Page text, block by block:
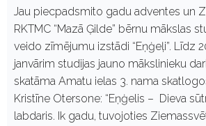
Jau piecpadsmito gadu adventes un
RKTMC “Mazā Ģilde” bērnu mākslas
veido zīmējumu izstādi “Eņģeļi”. Līdz
janvārim studijas jauno mākslinieku
skatāma Amatu ielas 3. nama
Kristīne Otersone: “Eņģelis – Dieva
labdaris. Ik gadu, tuvojoties